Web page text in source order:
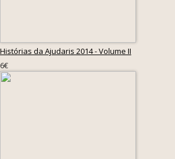
Histórias da Ajudaris 2014 - Volume II
6€